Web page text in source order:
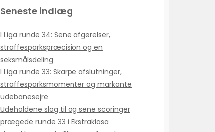
Seneste indlæg
I Liga runde 34: Sene afgørelser,
straffesparkspræcision og en
seksmålsdeling
I Liga runde 33: Skarpe afslutninger,
straffesparksmomenter og markante
udebanesejre
Udeholdene slog til og sene scoringer
prægede runde 33 i Ekstraklasa